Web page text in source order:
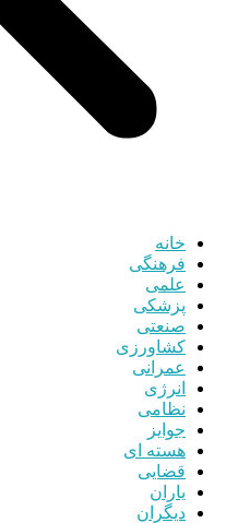
خانه
فرهنگی
علمی
پزشکی
صنعتی
کشاورزی
عمرانی
انرژی
نظامی
جوایز
هسته ای
قضایی
یاران
دیگران